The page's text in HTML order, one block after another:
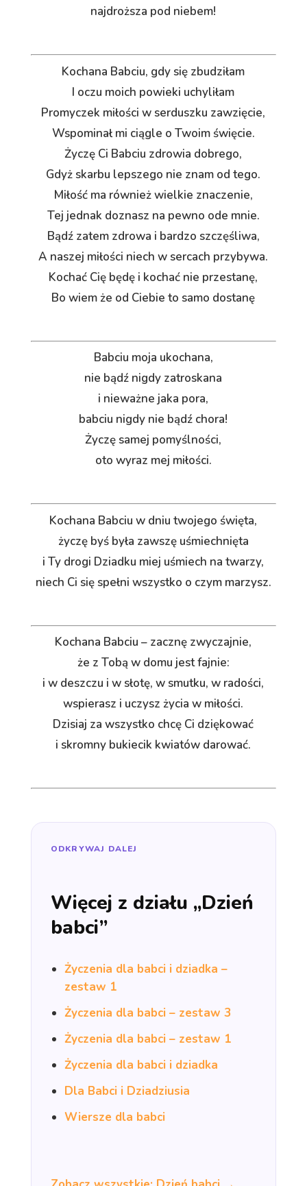
najdroższa pod niebem!
Kochana Babciu, gdy się zbudziłam
I oczu moich powieki uchyliłam
Promyczek miłości w serduszku zawzięcie,
Wspominał mi ciągle o Twoim święcie.
Życzę Ci Babciu zdrowia dobrego,
Gdyż skarbu lepszego nie znam od tego.
Miłość ma również wielkie znaczenie,
Tej jednak doznasz na pewno ode mnie.
Bądź zatem zdrowa i bardzo szczęśliwa,
A naszej miłości niech w sercach przybywa.
Kochać Cię będę i kochać nie przestanę,
Bo wiem że od Ciebie to samo dostanę
Babciu moja ukochana,
nie bądź nigdy zatroskana
i nieważne jaka pora,
babciu nigdy nie bądź chora!
Życzę samej pomyślności,
oto wyraz mej miłości.
Kochana Babciu w dniu twojego święta,
życzę byś była zawszę uśmiechnięta
i Ty drogi Dziadku miej uśmiech na twarzy,
niech Ci się spełni wszystko o czym marzysz.
Kochana Babciu – zacznę zwyczajnie,
że z Tobą w domu jest fajnie:
i w deszczu i w słotę, w smutku, w radości,
wspierasz i uczysz życia w miłości.
Dzisiaj za wszystko chcę Ci dziękować
i skromny bukiecik kwiatów darować.
ODKRYWAJ DALEJ
Więcej z działu „Dzień
babci”
Życzenia dla babci i dziadka –
zestaw 1
Życzenia dla babci – zestaw 3
Życzenia dla babci – zestaw 1
Życzenia dla babci i dziadka
Dla Babci i Dziadziusia
Wiersze dla babci